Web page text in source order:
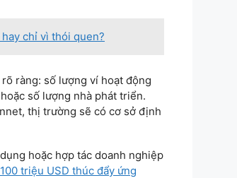
chỉ vì thói quen?
ràng: số lượng ví hoạt động
số lượng nhà phát triển.
thị trường sẽ có cơ sở định
hoặc hợp tác doanh nghiệp
triệu USD thúc đẩy ứng